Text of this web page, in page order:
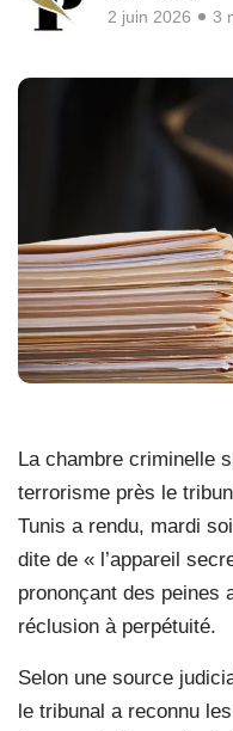
2 juin 2026 3
La chambre criminelle
terrorisme près le
Tunis a rendu, mardi
dite de « l’appareil
prononçant des peines
réclusion à perpétuité.
Selon une source
le tribunal a reconnu